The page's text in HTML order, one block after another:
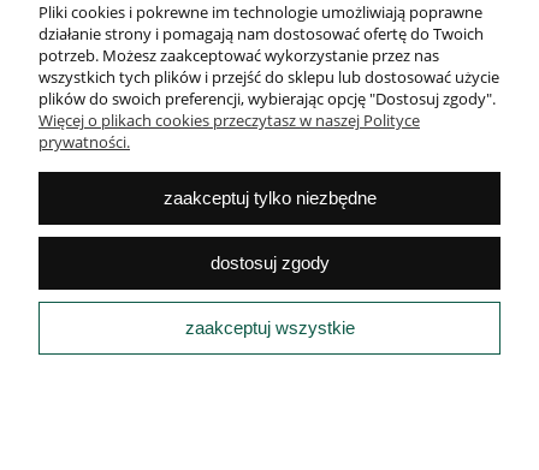
MOJE KONTO
PŁATNOŚCI
INFORMACJE
pokaż pełną wersję strony
Sklep internetowy Shoper.pl
Pliki cookies i pokrewne im technologie umożliwiają poprawne
działanie strony i pomagają nam dostosować ofertę do Twoich
potrzeb. Możesz zaakceptować wykorzystanie przez nas
wszystkich tych plików i przejść do sklepu lub dostosować użycie
plików do swoich preferencji, wybierając opcję "Dostosuj zgody".
Więcej o plikach cookies przeczytasz w naszej Polityce
prywatności.
zaakceptuj tylko niezbędne
dostosuj zgody
zaakceptuj wszystkie